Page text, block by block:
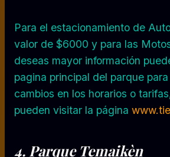
Para el estacionamiento de
valor de $6000 y para las
deseas mayor información
pagina principal del parque
cambios en los horarios o
pueden visitar la página
4. Parque Temaikèn